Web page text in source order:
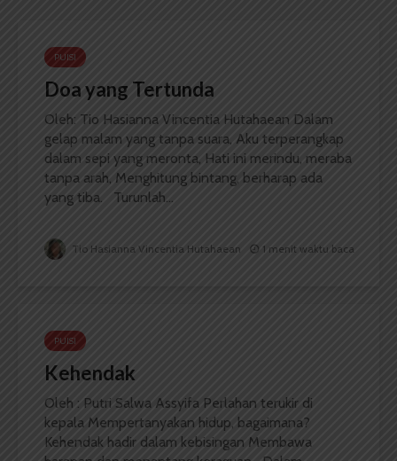
PUISI
Doa yang Tertunda
Oleh: Tio Hasianna Vincentia Hutahaean Dalam
gelap malam yang tanpa suara, Aku terperangkap
dalam sepi yang meronta, Hati ini merindu, meraba
tanpa arah, Menghitung bintang, berharap ada
yang tiba. Turunlah...
Tio Hasianna Vincentia Hutahaean 1 menit waktu baca
PUISI
Kehendak
Oleh : Putri Salwa Assyifa Perlahan terukir di
kepala Mempertanyakan hidup, bagaimana?
Kehendak hadir dalam kebisingan Membawa